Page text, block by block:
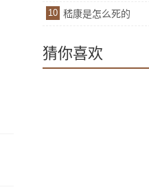
10 嵇康是怎么死的
猜你喜欢